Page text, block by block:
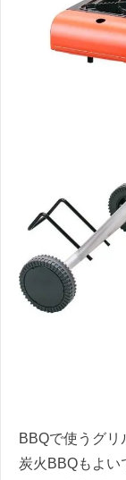
BBQで使うグリ
炭火BBQもよい